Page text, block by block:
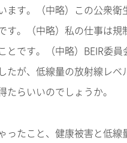
ます。（中略）この公衆衛
す。（中略）私の仕事は
とです。（中略）BEIR委
たが、低線量の放射線レ
らいいのでしょうか。
ったこと、健康被害と低線